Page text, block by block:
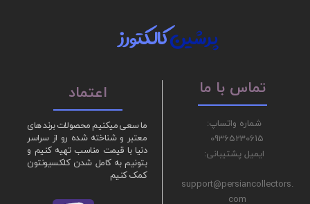
ما سعی میکنیم محصولات برند های
معتبر و شناخته شده رو از سراسر
دنیا با قیمت مناسب تهیه کنیم و
بتونیم به کامل شدن کلکسیونتون
کمک کنیم
پرشینکالکتورز
شماره واتساپ:
09365230615
ایمیل پشتیبانی:
support@persiancollectors.
com
تماس با ما اعتماد